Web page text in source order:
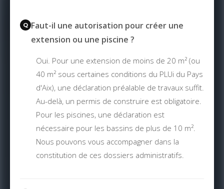
Faut-il une autorisation pour créer une
extension ou une piscine ?
Oui. Pour une extension de moins de 20 m² (ou
40 m² sous certaines conditions du PLUi du Pays
d'Aix), une déclaration préalable de travaux suffit.
Au-delà, un permis de construire est obligatoire.
Pour les piscines, une déclaration est
nécessaire pour les bassins de plus de 10 m².
Nous pouvons vous accompagner dans la
constitution de ces dossiers administratifs.